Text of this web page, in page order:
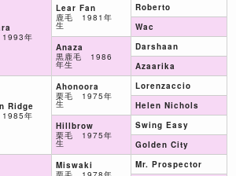
年
Ridge
年
Lear Fan
鹿毛 1981年
生
Anaza
黒鹿毛 1986
年生
Ahonoora
栗毛 1975年
生
Hillbrow
栗毛 1975年
生
Miswaki
Roberto
Wac
Darshaan
Azaarika
Lorenzaccio
Helen Nichols
Swing Easy
Golden City
Mr. Prospector